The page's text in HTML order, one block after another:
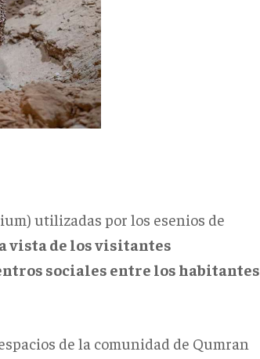
utilizadas por los esenios de
vista de los visitantes
sociales entre los habitantes
de la comunidad de Qumran